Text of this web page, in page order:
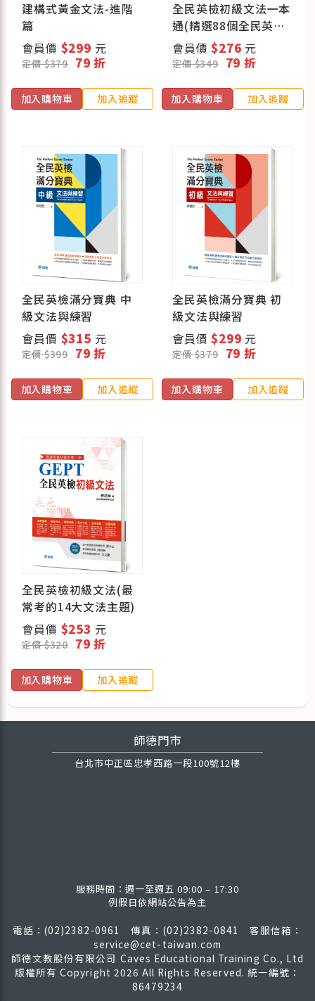
建構式黃金文法-進階
篇
會員價 $299 元
定價 $379 79 折
加入購物車 加入追蹤
全民英檢初級文法一本
通(精選88個全民英檢
必考文法疑問)
會員價$276 元
定價 $349 79 折
加入購物車 加入追蹤
全民英檢滿分寶典 中
級文法與練習
會員價 $315 元
定價 $399 79 折
加入購物車 加入追蹤
全民英檢滿分寶典 初
級文法與練習
會員價$299 元
定價 $379 79 折
加入購物車 加入追蹤
全民英檢初級文法(最
常考的14大文法主題)
會員價 $253 元
定價 $320 79 折
加入購物車 加入追蹤
師德門市
台北市中正區忠孝西路一段100號12樓
服務時間：週一至週五 09:00 – 17:30
例假日依網站公告為主
電話：(02)2382-0961 傳真：(02)2382-0841客服信箱：
service@cet-taiwan.com
師德文教股份有限公司 Caves Educational Training Co., Ltd
版權所有 Copyright 2026 All Rights Reserved. 統一編號：
86479234